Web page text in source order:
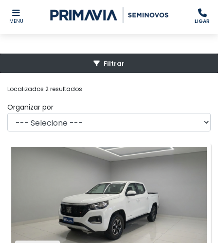
MENU LIGAR
Localizados 2 resultados
Filtrar
Organizar por